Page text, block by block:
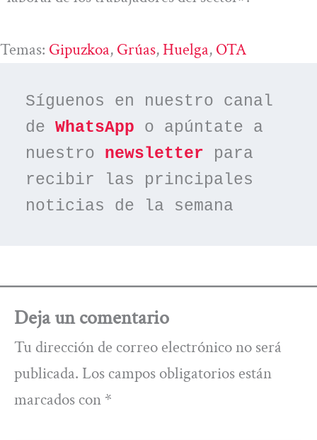
Temas: Gipuzkoa, Grúas, Huelga, OTA
Síguenos en nuestro canal
de WhatsApp o apúntate a
nuestro newsletter para
recibir las principales
noticias de la semana
Deja un comentario
Tu dirección de correo electrónico no será
publicada. Los campos obligatorios están
marcados con *